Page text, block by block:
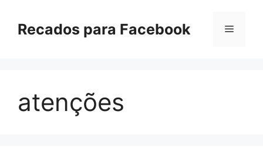
paraRecados para Facebook Menu
atenções